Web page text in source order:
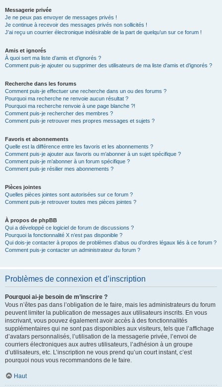
Messagerie privée
Je ne peux pas envoyer de messages privés !
Je continue à recevoir des messages privés non sollicités !
J’ai reçu un courrier électronique indésirable de la part de quelqu’un sur ce forum !
Amis et ignorés
À quoi sert ma liste d’amis et d’ignorés ?
Comment puis-je ajouter ou supprimer des utilisateurs de ma liste d’amis et d’ignorés ?
Recherche dans les forums
Comment puis-je effectuer une recherche dans un ou des forums ?
Pourquoi ma recherche ne renvoie aucun résultat ?
Pourquoi ma recherche renvoie à une page blanche ?!
Comment puis-je rechercher des membres ?
Comment puis-je retrouver mes propres messages et sujets ?
Favoris et abonnements
Quelle est la différence entre les favoris et les abonnements ?
Comment puis-je ajouter aux favoris ou m’abonner à un sujet spécifique ?
Comment puis-je m’abonner à un forum spécifique ?
Comment puis-je résilier mes abonnements ?
Pièces jointes
Quelles pièces jointes sont autorisées sur ce forum ?
Comment puis-je retrouver toutes mes pièces jointes ?
À propos de phpBB
Qui a développé ce logiciel de forum de discussions ?
Pourquoi la fonctionnalité X n’est pas disponible ?
Qui dois-je contacter à propos de problèmes d’abus ou d’ordres légaux liés à ce forum ?
Comment puis-je contacter un administrateur du forum ?
Problèmes de connexion et d’inscription
Pourquoi ai-je besoin de m’inscrire ?
Vous n’êtes pas dans l’obligation de le faire, mais les administrateurs du forum
peuvent limiter la publication de messages aux utilisateurs inscrits. En vous
inscrivant, vous pouvez également avoir accès à des fonctionnalités
supplémentaires qui ne sont pas disponibles aux visiteurs, tels que l’affichage
d’avatars personnalisés, l’utilisation de la messagerie privée, l’envoi de
courriers électroniques aux autres utilisateurs, l’adhésion à un groupe
d’utilisateurs, etc. L’inscription ne vous prend qu’un court instant, c’est
pourquoi nous vous recommandons de le faire.
Haut